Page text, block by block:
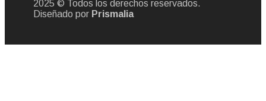
2025 © Todos los derechos reservados.
Diseñado por Prismalia